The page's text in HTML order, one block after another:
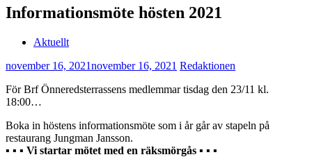
Informationsmöte hösten 2021
Aktuellt
november 16, 2021november 16, 2021 Redaktionen
För Brf Önneredsterrassens medlemmar tisdag den 23/11 kl.
18:00…
Boka in höstens informationsmöte som i år går av stapeln på
restaurang Jungman Jansson.
▪ ▪ ▪ Vi startar mötet med en räksmörgås ▪ ▪ ▪